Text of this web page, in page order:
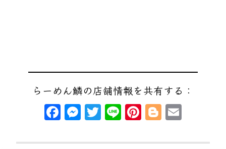
らーめん鱗の店舗情報を共有する：
Facebook
Messenger
Twitter
LinePinterest
Blogger